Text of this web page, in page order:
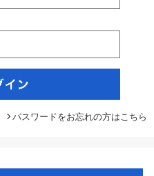
パスワードをお忘れの方はこちら